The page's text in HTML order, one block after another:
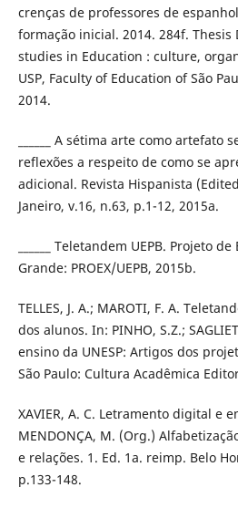
crenças de professores de
formação inicial. 2014. 284f.
studies in Education : culture,
USP, Faculty of Education of São
2014.
______ A sétima arte como
reflexões a respeito de como se
adicional. Revista Hispanista
Janeiro, v.16, n.63, p.1-12, 2015a.
______ Teletandem UEPB. Projeto
Grande: PROEX/UEPB, 2015b.
TELLES, J. A.; MAROTI, F. A.
dos alunos. In: PINHO, S.Z.;
ensino da UNESP: Artigos dos
São Paulo: Cultura Acadêmica
XAVIER, A. C. Letramento digital e
MENDONÇA, M. (Org.)
e relações. 1. Ed. 1a. reimp. Belo
p.133-148.